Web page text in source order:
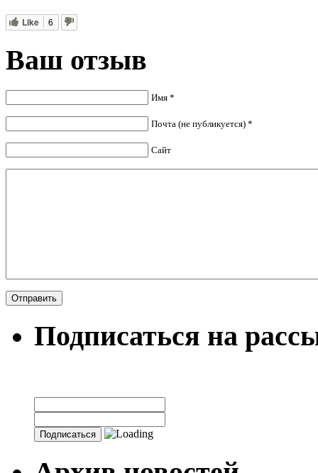
Like 6
Ваш отзыв
Имя *
Почта (не публикуется) *
Сайт
Подписаться на